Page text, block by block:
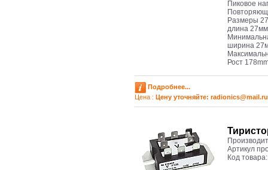
Пиковое
Размеры
длина 27мм
ширина
Рост
Подробнее...
Цена : Цену уточняйте: radioniсs@mail.ru
Артикул
Код